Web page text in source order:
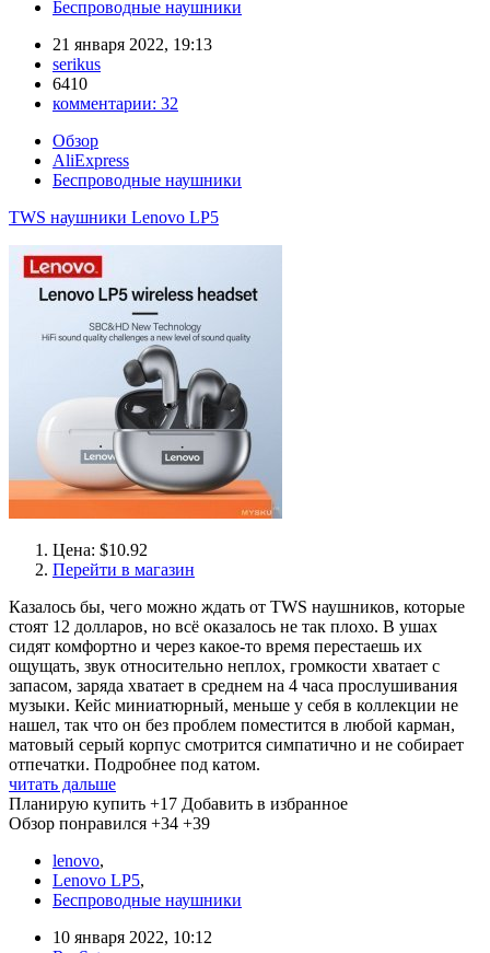
Беспроводные наушники
21 января 2022, 19:13
serikus
6410
комментарии: 32
Обзор
AliExpress
Беспроводные наушники
TWS наушники Lenovo LP5
Цена: $10.92
Перейти в магазин
Казалось бы, чего можно ждать от TWS наушников, которые
стоят 12 долларов, но всё оказалось не так плохо. В ушах
сидят комфортно и через какое-то время перестаешь их
ощущать, звук относительно неплох, громкости хватает с
запасом, заряда хватает в среднем на 4 часа прослушивания
музыки. Кейс миниатюрный, меньше у себя в коллекции не
нашел, так что он без проблем поместится в любой карман,
матовый серый корпус смотрится симпатично и не собирает
отпечатки. Подробнее под катом.
читать дальше
Планирую купить +17 Добавить в избранное
Обзор понравился +34 +39
lenovo,
Lenovo LP5,
Беспроводные наушники
10 января 2022, 10:12